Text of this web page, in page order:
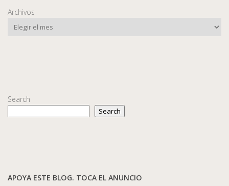
Archivos
Search
Search
APOYA ESTE BLOG. TOCA EL ANUNCIO